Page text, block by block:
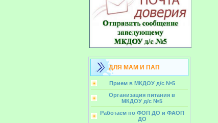
ДЛЯ МАМ И ПАП
Прием в МКДОУ д/с №5
Организация питания в
МКДОУ д/с №5
Работаем по ФОП ДО и ФАОП
ДО